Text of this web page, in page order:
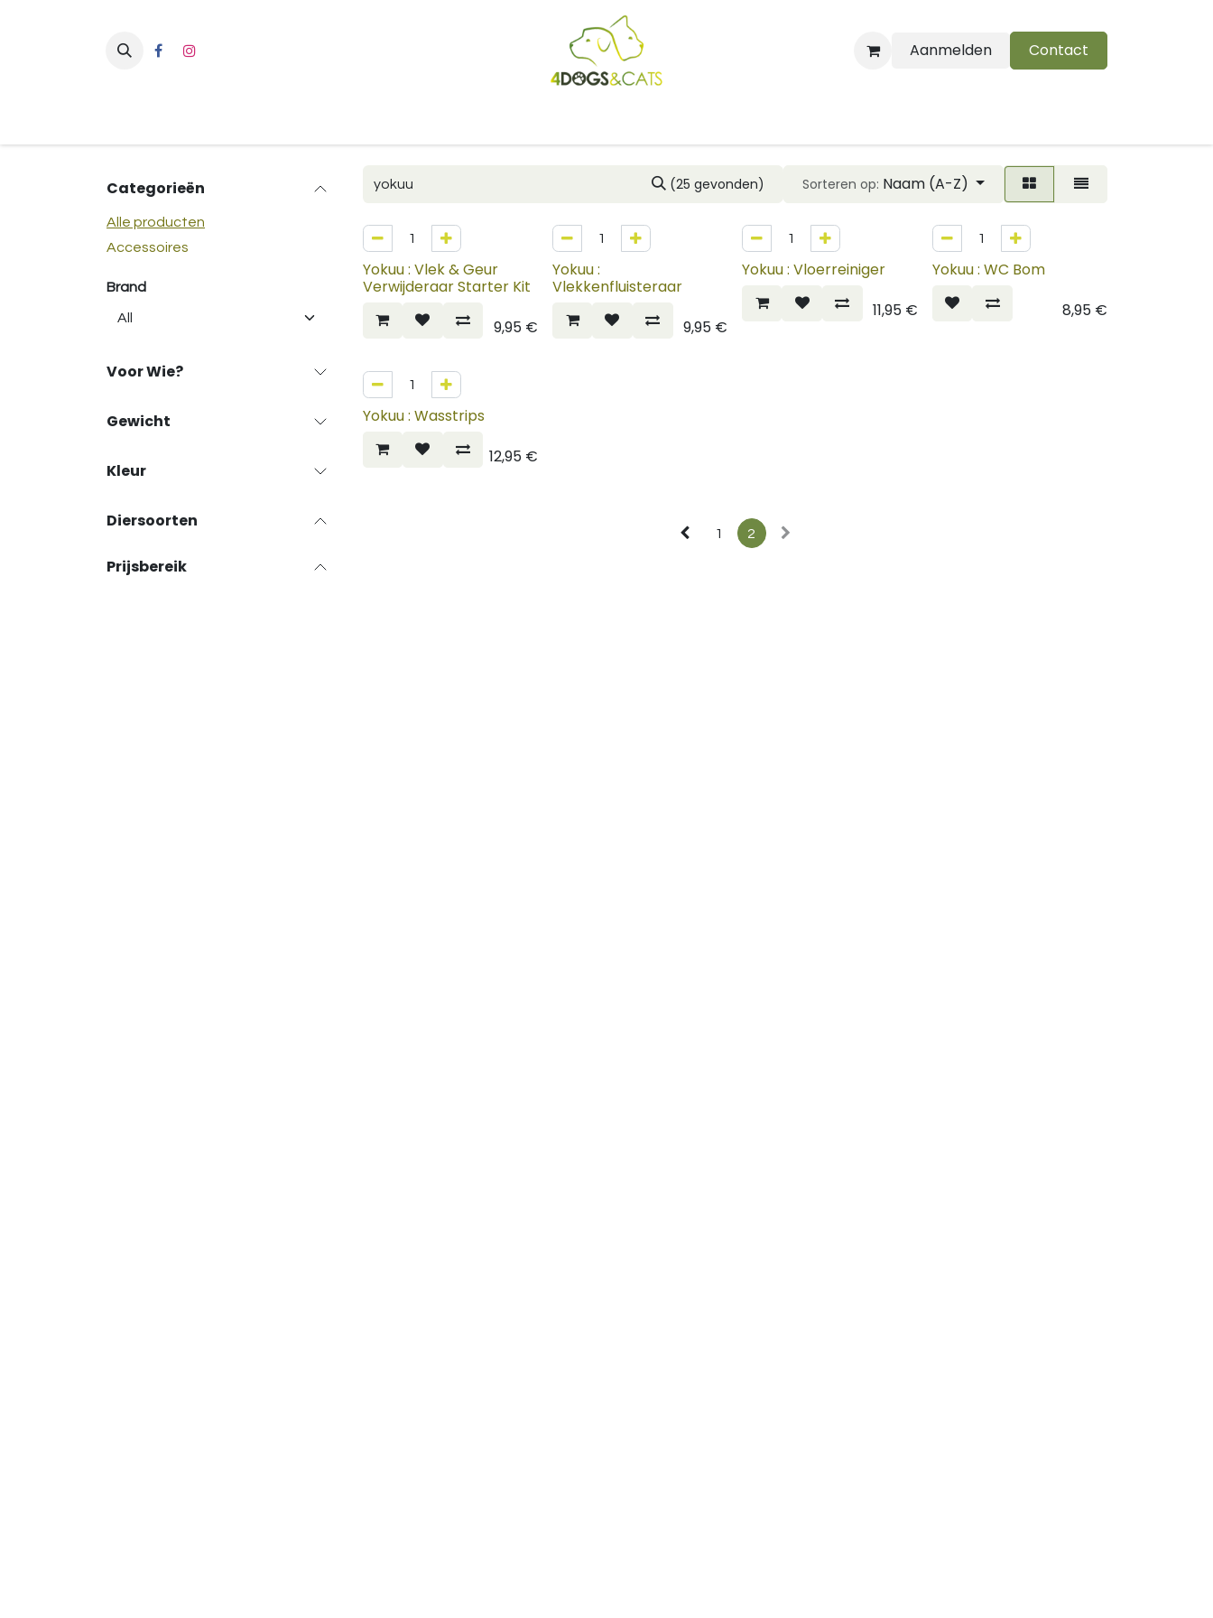
Aanmelden
Contact
Categorieën
Alle producten
Accessoires
Brand
Voor Wie?
Gewicht
Kleur
Diersoorten
Prijsbereik
(25 gevonden) Sorteren op: Naam (A-Z)
Yokuu : Vlek & Geur
Verwijderaar Starter Kit
9,95 €
NIEUW
Yokuu :
Vlekkenfluisteraar
9,95 €
Yokuu : Vloerreiniger
11,95€
Yokuu : WC Bom
8,95€
NIEUW
Yokuu : Wasstrips
12,95 €
1 2